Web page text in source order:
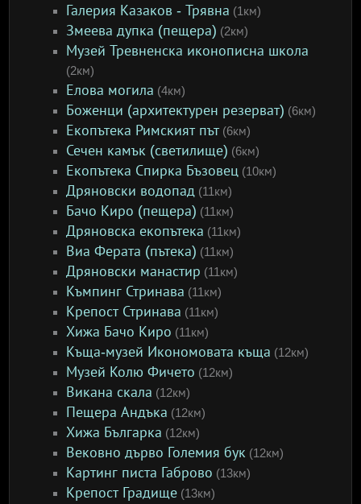
Галерия Казаков - Трявна (1км)
Змеева дупка (пещера) (2км)
Музей Тревненска иконописна школа
(2км)
Елова могила (4км)
Боженци (архитектурен резерват) (6км)
Екопътека Римският път(6км)
Сечен камък (светилище) (6км)
Екопътека Спирка Бъзовец (10км)
Дряновски водопад (11км)
Бачо Киро (пещера) (11км)
Дряновска екопътека (11км)
Виа Ферата (пътека) (11км)
Дряновски манастир (11км)
Къмпинг Стринава (11км)
Крепост Стринава (11км)
Хижа Бачо Киро (11км)
Къща-музей Икономовата къща (12км)
Музей Колю Фичето (12км)
Викана скала (12км)
Пещера Андъка (12км)
Хижа Българка (12км)
Вековно дърво Големия бук (12км)
Картинг писта Габрово (13км)
Крепост Градище (13км)